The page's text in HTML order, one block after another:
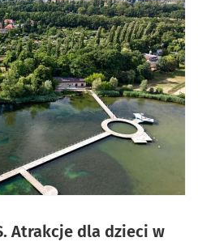
Atrakcje dla dzieci w